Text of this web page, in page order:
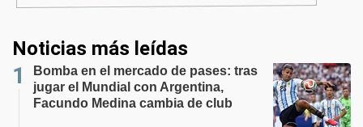
Noticias más leídas
Bomba en el mercado de pases: tras
jugar el Mundial con Argentina,
Facundo Medina cambia de club